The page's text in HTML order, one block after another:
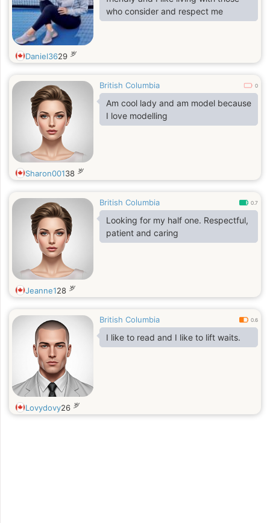
who consider and respect me
Daniel3629 岁
British Columbia 0
Am cool lady and am model because
I love modelling
Sharon00138 岁
British Columbia 0.7
Looking for my half one. Respectful,
patient and caring
Jeanne128 岁
British Columbia 0.6
I like to read and I like to lift waits.
Lovydovy26 岁